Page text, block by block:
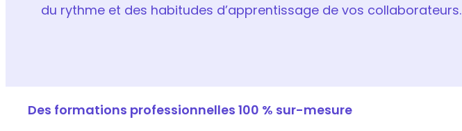
du rythme et des habitudes d’apprentissage de vos collaborateurs.
Des formations professionnelles 100 % sur-mesure